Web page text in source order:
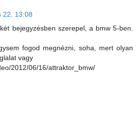
22. 13:08
bejegyzésben szerepel, a bmw 5-ben.
fogod megnézni, soha, mert olyan
vagy
2012/06/16/attraktor_bmw/